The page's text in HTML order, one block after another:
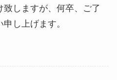
致しますが、何卒、ご了
し上げます。